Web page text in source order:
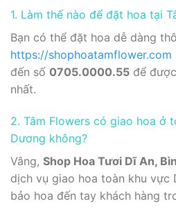
1. Làm thế nào để đặt hoa tại
Bạn có thể đặt hoa dễ dàng
https://shophoatamflower.com
đến số 0705.0000.55 để
nhất.
2. Tâm Flowers có giao hoa ở
Dương không?
Vâng, Shop Hoa Tươi Dĩ An,
dịch vụ giao hoa toàn khu vực
bảo hoa đến tay khách hàng